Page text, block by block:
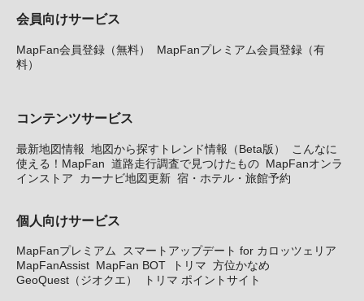
会員向けサービス
MapFan会員登録（無料）
MapFanプレミアム会員登録（有
料）
コンテンツサービス
最新地図情報 地図から探すトレンド情報（Beta版）
こんなに
使える！MapFan 道路走行調査で見つけたもの MapFanオンラ
インストア
カーナビ地図更新 宿・ホテル・旅館予約
個人向けサービス
MapFanプレミアム
スマートアップデート for カロッツェリア
MapFanAssist MapFan BOT トリマ 方位かなめ
GeoQuest（ジオクエ）
トリマ ポイントサイト